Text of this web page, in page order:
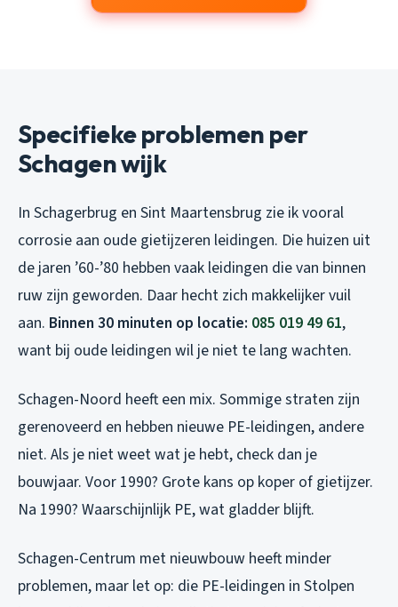
Specifieke problemen per
Schagen wijk
In Schagerbrug en Sint Maartensbrug zie ik vooral
corrosie aan oude gietijzeren leidingen. Die huizen uit
de jaren ’60-’80 hebben vaak leidingen die van binnen
ruw zijn geworden. Daar hecht zich makkelijker vuil
aan. Binnen 30 minuten op locatie: 085 019 49 61,
want bij oude leidingen wil je niet te lang wachten.
Schagen-Noord heeft een mix. Sommige straten zijn
gerenoveerd en hebben nieuwe PE-leidingen, andere
niet. Als je niet weet wat je hebt, check dan je
bouwjaar. Voor 1990? Grote kans op koper of gietijzer.
Na 1990? Waarschijnlijk PE, wat gladder blijft.
Schagen-Centrum met nieuwbouw heeft minder
problemen, maar let op: die PE-leidingen in Stolpen